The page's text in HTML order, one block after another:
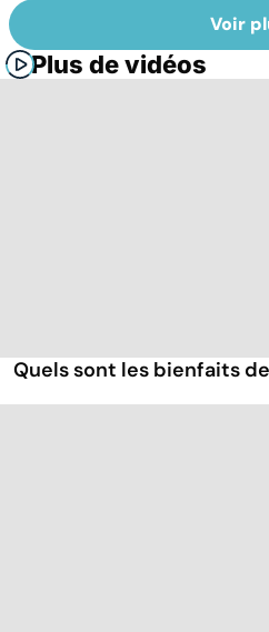
Voir
Plus de vidéos
Quels sont les bienfaits